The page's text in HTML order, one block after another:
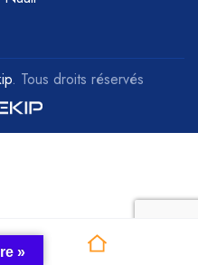
. Tous droits réservés
»